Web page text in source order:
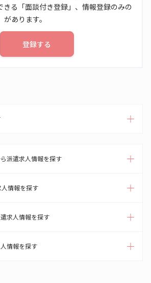
きる「面談付き登録」、情報登録のみの
があります。
登録する
派遣求人情報を探す
情報を探す
求人情報を探す
情報を探す